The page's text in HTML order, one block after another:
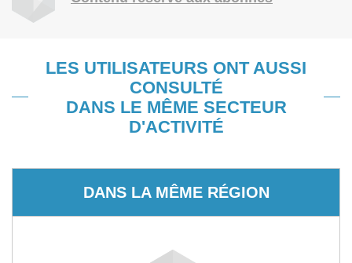
LES UTILISATEURS ONT AUSSI
CONSULTÉ
DANS LE MÊME SECTEUR
D'ACTIVITÉ
DANS LA MÊME RÉGION